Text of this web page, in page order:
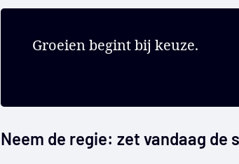
Groeien begint bij keuze.
Neem de regie: zet vandaag